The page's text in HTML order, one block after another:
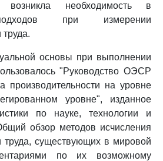
необходимость в
при измерении
труда.
основы при выполнении
"Руководство ОЭСР
производительности на уровне
уровне", изданное
по науке, технологии и
обзор методов исчисления
труда, существующих в мировой
по их возможному